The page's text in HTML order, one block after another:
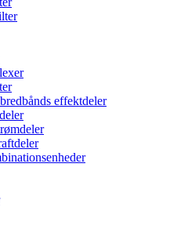
effektdeler